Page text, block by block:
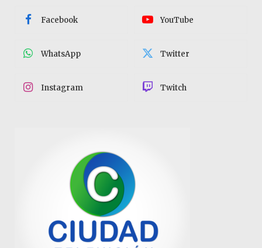
Facebook YouTube
WhatsApp Twitter
Instagram Twitch